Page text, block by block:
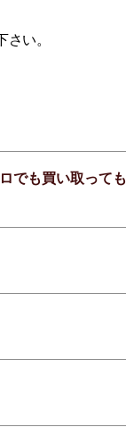
い。
でも買い取っても